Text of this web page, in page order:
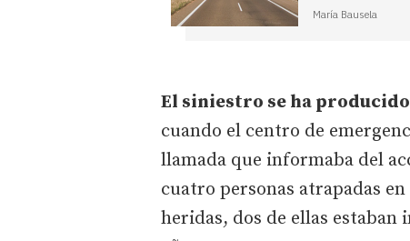
María Bausela
El siniestro se ha
cuando el centro de
llamada que informaba del
cuatro personas atrapadas
heridas, dos de ellas